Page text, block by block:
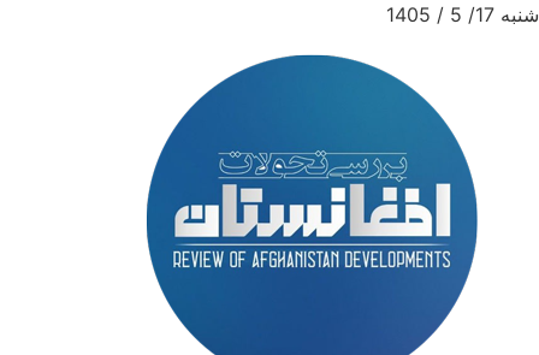
شنبه 17/ 5 / 1405